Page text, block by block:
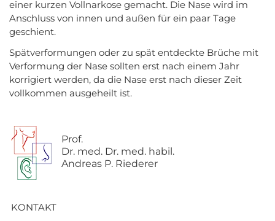
einer kurzen Vollnarkose gemacht. Die Nase wird im
Anschluss von innen und außen für ein paar Tage
geschient.
Spätverformungen oder zu spät entdeckte Brüche mit
Verformung der Nase sollten erst nach einem Jahr
korrigiert werden, da die Nase erst nach dieser Zeit
vollkommen ausgeheilt ist.
Prof.
Dr. med. Dr. med. habil.
Andreas P. Riederer
KONTAKT